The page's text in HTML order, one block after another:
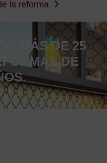
la reforma
MÁS DE 25
DE